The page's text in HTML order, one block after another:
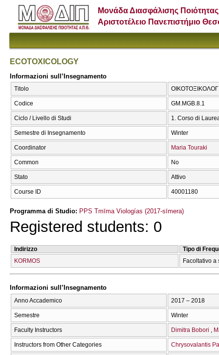
Μονάδα Διασφάλισης Ποιότητας
Αριστοτέλειο Πανεπιστήμιο
ECOTOXICOLOGY
Informazioni sull’Insegnamento
Titolo
Codice GM.MGB.8.1
Ciclo / Livello di Studi 1. Corso di
Semestre di Insegnamento Winter
Coordinator Maria Touraki
Common No
Stato Attivo
Course ID 40001180
Programma di Studio: PPS Tmīma Viologías (2017-sīmera)
Registered students: 0
Indirizzo
Tipo di
KORMOS
Facoltativo a
Informazioni sull’Insegnamento
Anno Accademico 2017 – 2018
Semestre Winter
Faculty Instructors Dimitra Bobori
Instructors from Other Categories Chrysovalantis